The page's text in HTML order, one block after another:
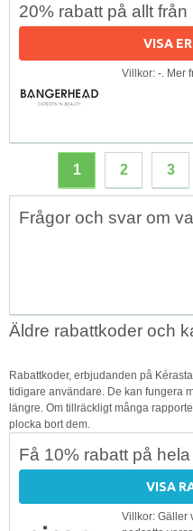
20% rabatt på allt
VISA
Villkor: -. Mer
1 2 3
Frågor och svar om
Äldre rabattkoder och
Rabattkoder, erbjudanden på
tidigare användare. De kan fungera
längre. Om tillräckligt många
plocka bort dem.
Få 10% rabatt på
VISA
Villkor: Gäller